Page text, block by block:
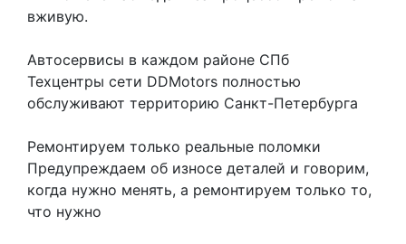
вживую.
Автосервисы в каждом районе СПб
Техцентры сети DDMotors полностью
обслуживают территорию Санкт-Петербурга
Ремонтируем только реальные поломки
Предупреждаем об износе деталей и говорим,
когда нужно менять, а ремонтируем только то,
что нужно